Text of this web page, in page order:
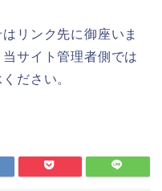
リンク先に御座いま
サイト管理者側では
ださい。